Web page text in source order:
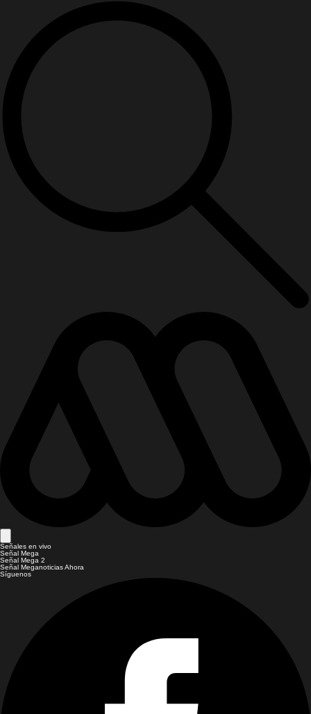
Señales en vivo
Señal Mega
Señal Mega 2
Señal Meganoticias Ahora
Síguenos